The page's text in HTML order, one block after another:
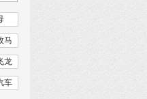
马
龙
车